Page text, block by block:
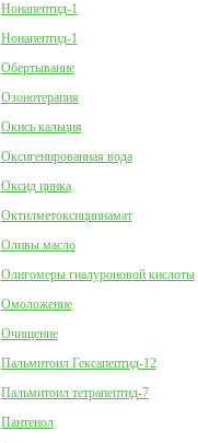
Нонапептид-1
Нонапептид-1
Обертывание
Озонотерапия
Окись кальция
Оксигенированная вода
Оксид цинка
Октилметоксициннамат
Оливы масло
Олигомеры гиалуроновой кислоты
Омоложение
Очищение
Пальмитоил Гексапептид-12
Пальмитоил тетрапептид-7
Пантенол